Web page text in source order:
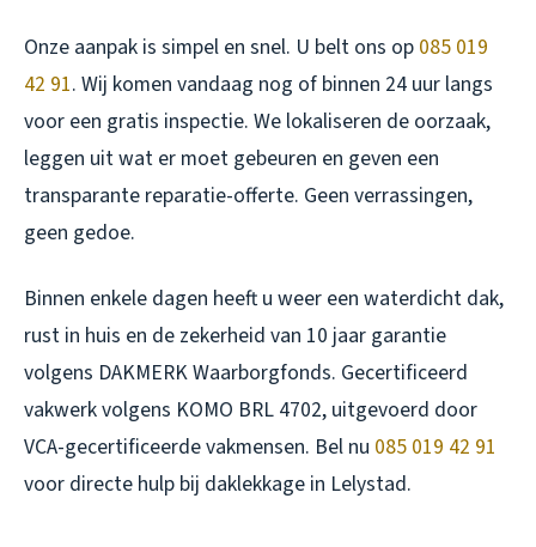
Onze aanpak is simpel en snel. U belt ons op 085 019
42 91. Wij komen vandaag nog of binnen 24 uur langs
voor een gratis inspectie. We lokaliseren de oorzaak,
leggen uit wat er moet gebeuren en geven een
transparante reparatie-offerte. Geen verrassingen,
geen gedoe.
Binnen enkele dagen heeft u weer een waterdicht dak,
rust in huis en de zekerheid van 10 jaar garantie
volgens DAKMERK Waarborgfonds. Gecertificeerd
vakwerk volgens KOMO BRL 4702, uitgevoerd door
VCA-gecertificeerde vakmensen. Bel nu 085 019 42 91
voor directe hulp bij daklekkage in Lelystad.